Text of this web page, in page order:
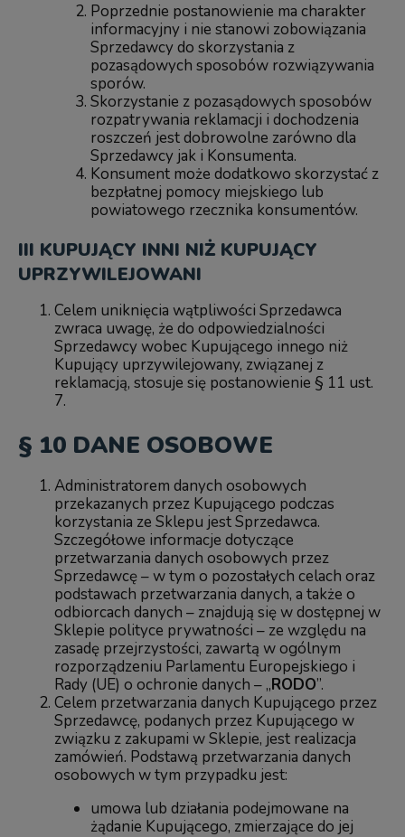
Poprzednie postanowienie ma charakter
informacyjny i nie stanowi zobowiązania
Sprzedawcy do skorzystania z
pozasądowych sposobów rozwiązywania
sporów.
Skorzystanie z pozasądowych sposobów
rozpatrywania reklamacji i dochodzenia
roszczeń jest dobrowolne zarówno dla
Sprzedawcy jak i Konsumenta.
Konsument może dodatkowo skorzystać z
bezpłatnej pomocy miejskiego lub
powiatowego rzecznika konsumentów.
III KUPUJĄCY INNI NIŻ KUPUJĄCY
UPRZYWILEJOWANI
Celem uniknięcia wątpliwości Sprzedawca
zwraca uwagę, że do odpowiedzialności
Sprzedawcy wobec Kupującego innego niż
Kupujący uprzywilejowany, związanej z
reklamacją, stosuje się postanowienie § 11 ust.
7.
§ 10 DANE OSOBOWE
Administratorem danych osobowych
przekazanych przez Kupującego podczas
korzystania ze Sklepu jest Sprzedawca.
Szczegółowe informacje dotyczące
przetwarzania danych osobowych przez
Sprzedawcę – w tym o pozostałych celach oraz
podstawach przetwarzania danych, a także o
odbiorcach danych – znajdują się w dostępnej w
Sklepie polityce prywatności – ze względu na
zasadę przejrzystości, zawartą w ogólnym
rozporządzeniu Parlamentu Europejskiego i
Rady (UE) o ochronie danych – „RODO”.
Celem przetwarzania danych Kupującego przez
Sprzedawcę, podanych przez Kupującego w
związku z zakupami w Sklepie, jest realizacja
zamówień. Podstawą przetwarzania danych
osobowych w tym przypadku jest:
umowa lub działania podejmowane na
żądanie Kupującego, zmierzające do jej